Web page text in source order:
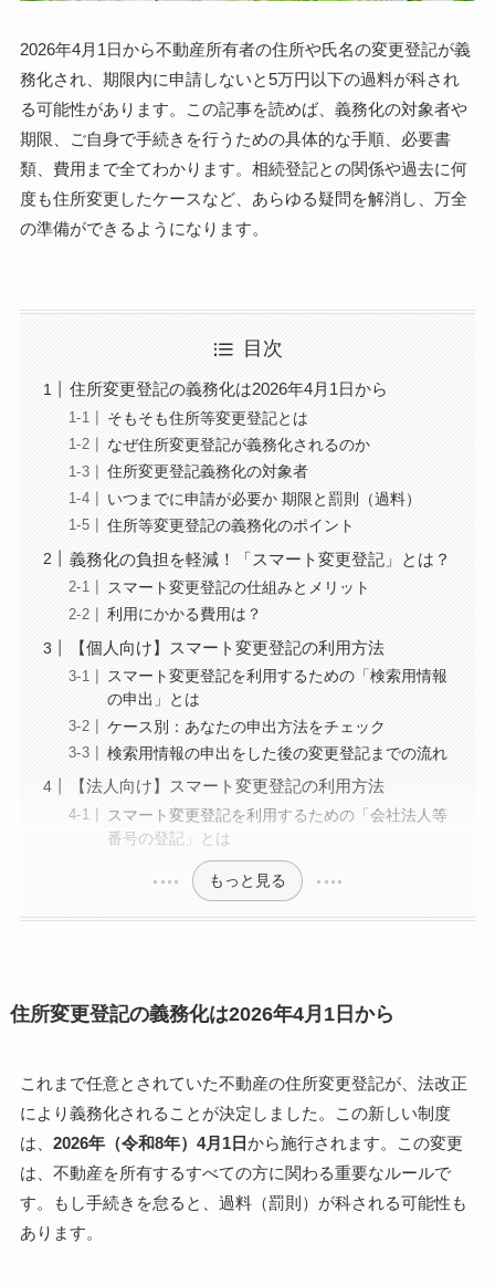
2026年4月1日から不動産所有者の住所や氏名の変更登記が義
務化され、期限内に申請しないと5万円以下の過料が科され
る可能性があります。この記事を読めば、義務化の対象者や
期限、ご自身で手続きを行うための具体的な手順、必要書
類、費用まで全てわかります。相続登記との関係や過去に何
度も住所変更したケースなど、あらゆる疑問を解消し、万全
の準備ができるようになります。
目次
住所変更登記の義務化は2026年4月1日から
そもそも住所等変更登記とは
なぜ住所変更登記が義務化されるのか
住所変更登記義務化の対象者
いつまでに申請が必要か 期限と罰則（過料）
住所等変更登記の義務化のポイント
義務化の負担を軽減！「スマート変更登記」とは？
スマート変更登記の仕組みとメリット
利用にかかる費用は？
【個人向け】スマート変更登記の利用方法
スマート変更登記を利用するための「検索用情報
の申出」とは
ケース別：あなたの申出方法をチェック
検索用情報の申出をした後の変更登記までの流れ
【法人向け】スマート変更登記の利用方法
スマート変更登記を利用するための「会社法人等
番号の登記」とは
もっと見る
住所変更登記の義務化は2026年4月1日から
これまで任意とされていた不動産の住所変更登記が、法改正
により義務化されることが決定しました。この新しい制度
は、 2026年（令和8年）4月1日から施行されます。この変更
は、不動産を所有するすべての方に関わる重要なルールで
す。もし手続きを怠ると、過料（罰則）が科される可能性も
あります。